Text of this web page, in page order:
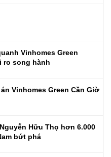
Vinhomes Green
ro song hành
Vinhomes Green Cần Giờ
Hữu Thọ hơn 6.000
bứt phá